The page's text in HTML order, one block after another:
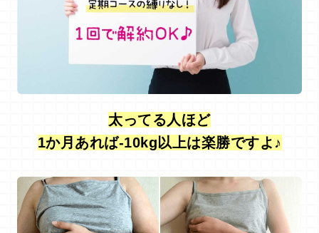
太ってる人ほど
1か月あれば-10kg以上は楽勝ですよ♪